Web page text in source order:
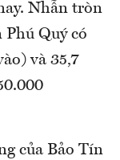
Nhẫn tròn
Phú Quý có
và 35,7
của Bảo Tín